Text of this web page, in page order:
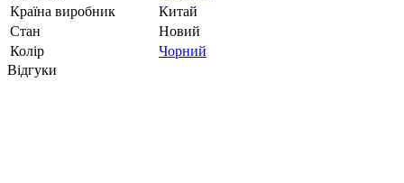
Країна виробник
Китай
Стан
Новий
Колір
Чорний
Відгуки